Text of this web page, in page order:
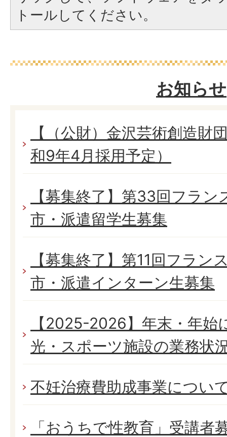
トールしてください。
お知らせ
【（公財）金沢芸術創造財
和9年4月採用予定）
【募集終了】第33回フラ
市・派遣留学生募集
【募集終了】第11回フラン
市・派遣インターン生募集
【2025-2026】年末・年始
光・スポーツ施設の業務状
不妊治療費助成事業につい
「おうちで性教育」受講者